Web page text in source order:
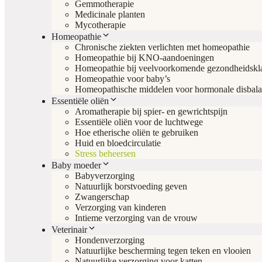
Gemmotherapie
Medicinale planten
Mycotherapie
Homeopathie
Chronische ziekten verlichten met homeopathie
Homeopathie bij KNO-aandoeningen
Homeopathie bij veelvoorkomende
Homeopathie voor baby’s
Homeopathische middelen voor hormonale
Essentiële oliën
Aromatherapie bij spier- en gewrichtspijn
Essentiële oliën voor de luchtwege
Hoe etherische oliën te gebruiken
Huid en bloedcirculatie
Stress beheersen
Baby moeder
Babyverzorging
Natuurlijk borstvoeding geven
Zwangerschap
Verzorging van kinderen
Intieme verzorging van de vrouw
Veterinair
Hondenverzorging
Natuurlijke bescherming tegen teken en vlooien